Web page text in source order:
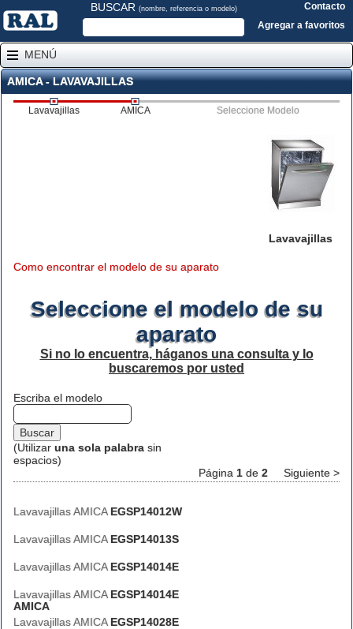
BUSCAR (nombre, referencia o modelo)
Contacto
Agregar a favoritos
MENÚ
AMICA - LAVAVAJILLAS
Lavavajillas AMICA Seleccione Modelo
Lavavajillas
Como encontrar el modelo de su aparato
Seleccione el modelo de su
aparato
Si no lo encuentra, háganos una consulta y lo
buscaremos por usted
Escriba el modelo
(Utilizar una sola palabra sin
espacios)
Página 1 de 2 Siguiente >
Lavavajillas AMICA EGSP14012W
Lavavajillas AMICA EGSP14013S
Lavavajillas AMICA EGSP14014E
Lavavajillas AMICA EGSP14014E
AMICA
Lavavajillas AMICA EGSP14028E